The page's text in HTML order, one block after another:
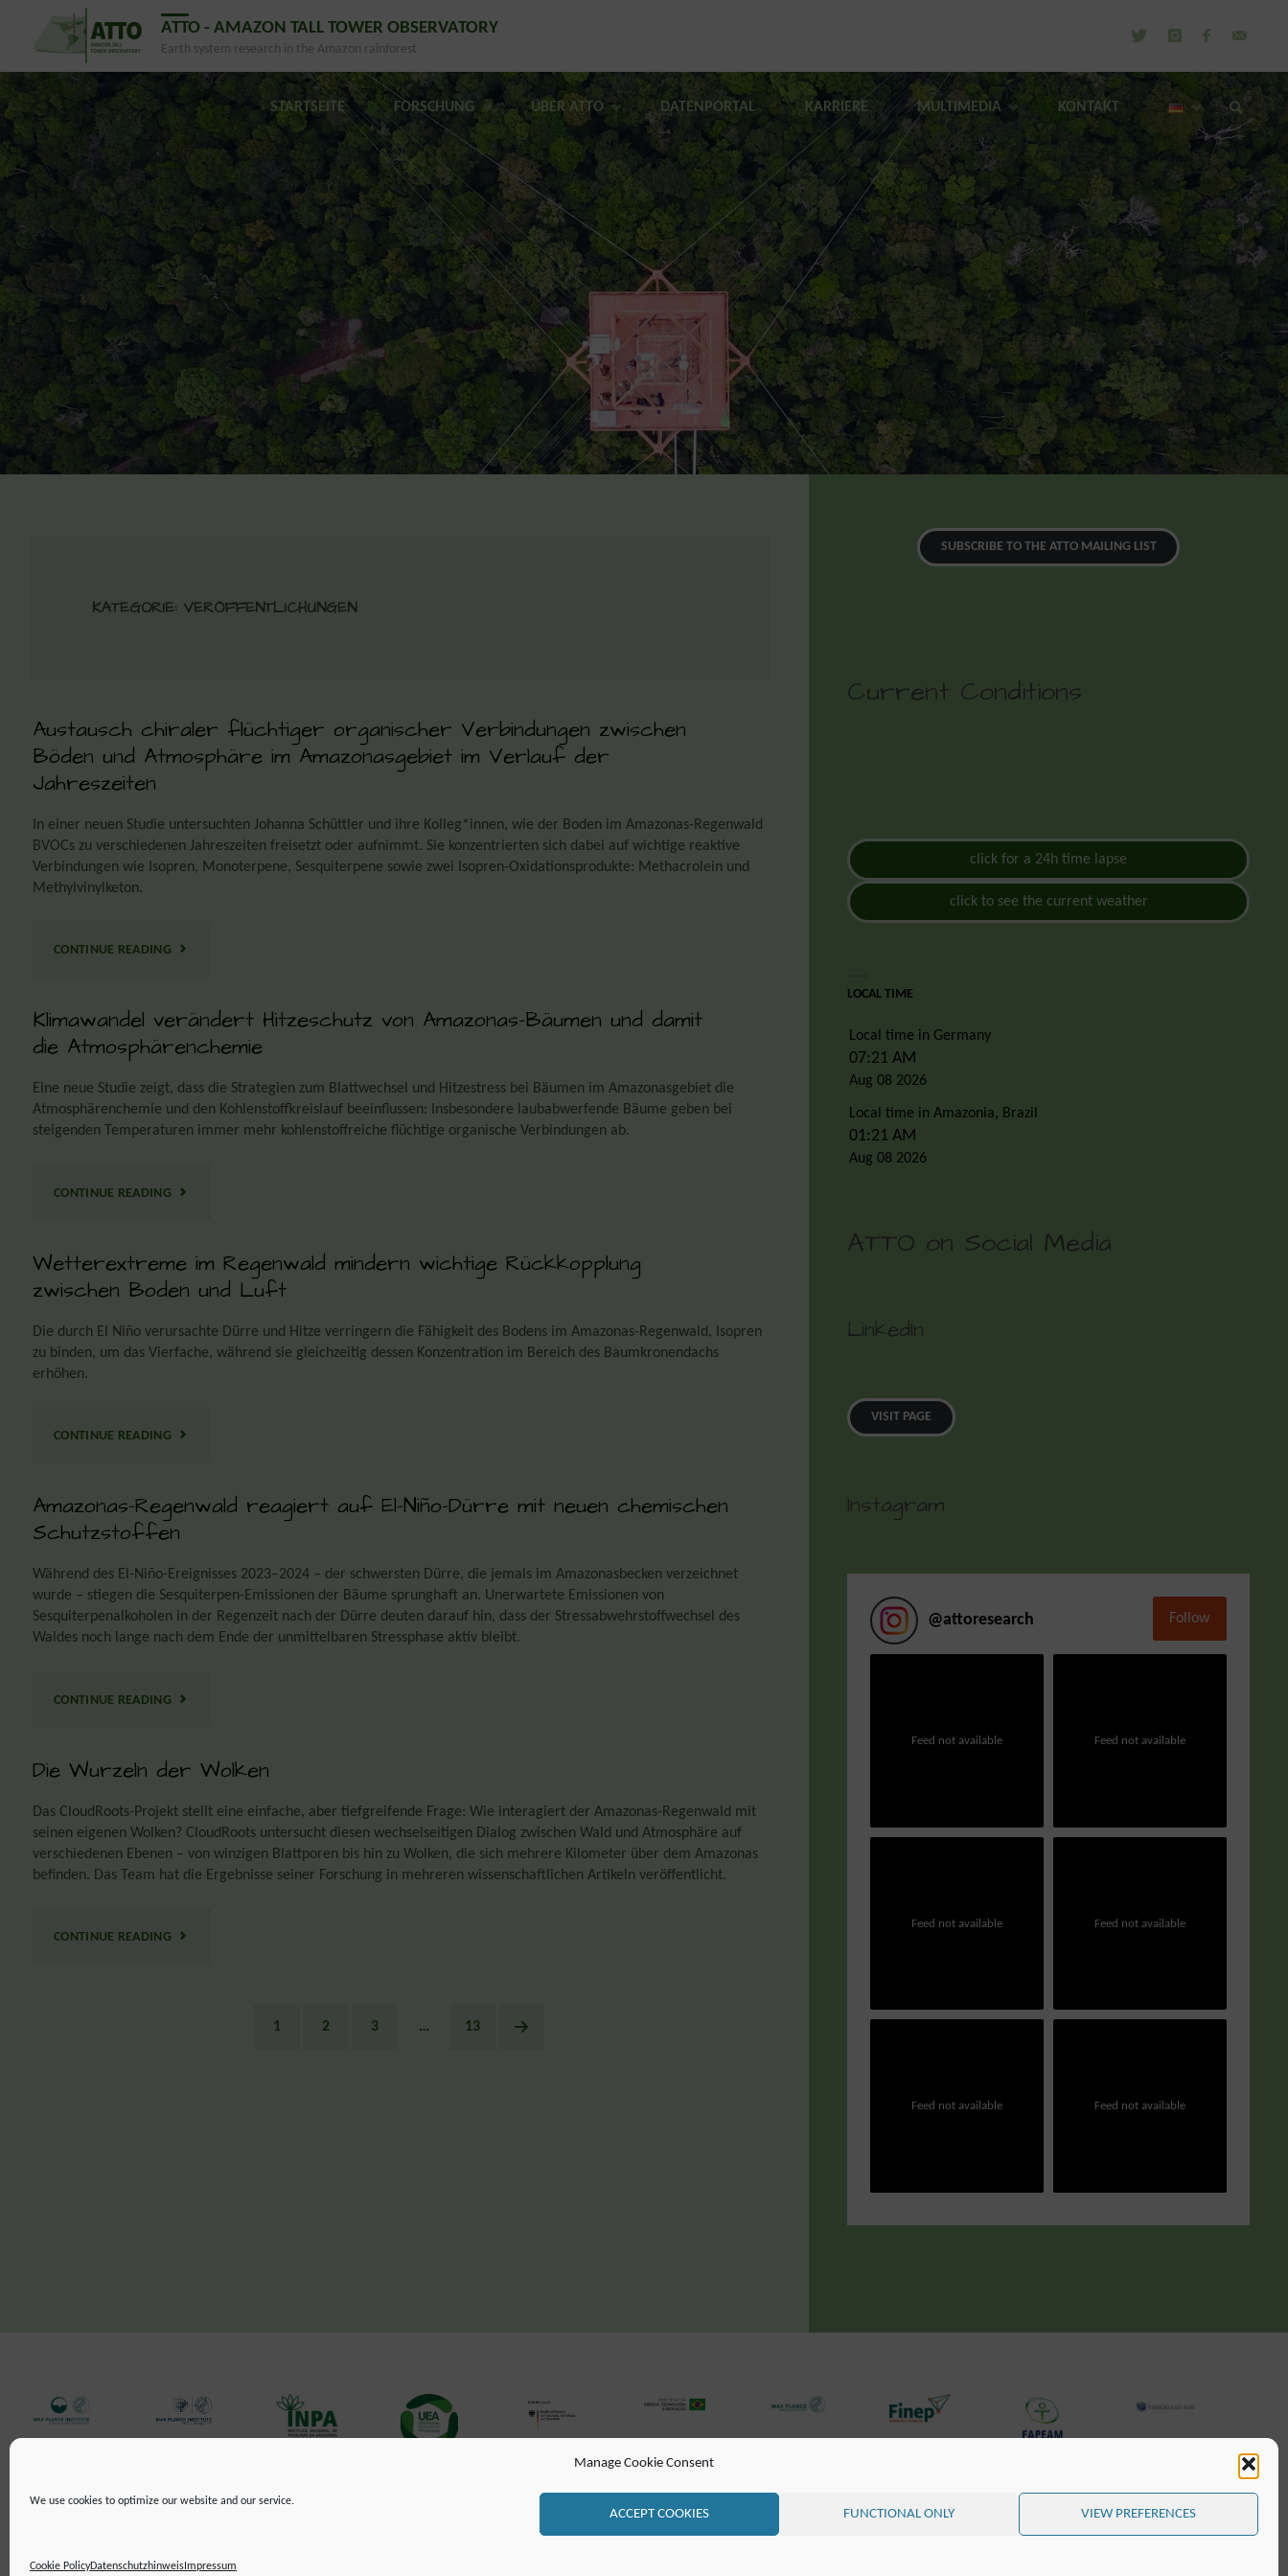
Manage Cookie Consent
We use cookies to optimize our website and our service.
ACCEPT COOKIES FUNCTIONAL ONLY VIEW PREFERENCES
Cookie PolicyDatenschutzhinweis Impressum
ATTO - AMAZON TALL TOWER OBSERVATORY
Earth system research in the Amazon rainforest
STARTSEITE FORSCHUNG ÜBER ATTO DATENPORTAL KARRIERE MULTIMEDIA KONTAKT
KATEGORIE: VERÖFFENTLICHUNGEN
Austausch chiraler flüchtiger organischer Verbindungen zwischen
Böden und Atmosphäre im Amazonasgebiet im Verlauf der
Jahreszeiten
In einer neuen Studie untersuchten Johanna Schüttler und ihre Kolleg*innen, wie der Boden im Amazonas-Regenwald
BVOCs zu verschiedenen Jahreszeiten freisetzt oder aufnimmt. Sie konzentrierten sich dabei auf wichtige reaktive
Verbindungen wie Isopren, Monoterpene, Sesquiterpene sowie zwei Isopren-Oxidationsprodukte: Methacrolein und
Methylvinylketon.
CONTINUE READING
Klimawandel verändert Hitzeschutz von Amazonas-Bäumen und damit
die Atmosphärenchemie
Eine neue Studie zeigt, dass die Strategien zum Blattwechsel und Hitzestress bei Bäumen im Amazonasgebiet die
Atmosphärenchemie und den Kohlenstoffkreislauf beeinflussen: Insbesondere laubabwerfende Bäume geben bei
steigenden Temperaturen immer mehr kohlenstoffreiche flüchtige organische Verbindungen ab.
CONTINUE READING
Wetterextreme im Regenwald mindern wichtige Rückkopplung
zwischen Boden und Luft
Die durch El Niño verursachte Dürre und Hitze verringern die Fähigkeit des Bodens im Amazonas-Regenwald, Isopren
zu binden, um das Vierfache, während sie gleichzeitig dessen Konzentration im Bereich des Baumkronendachs
erhöhen.
CONTINUE READING
Amazonas-Regenwald reagiert auf El-Niño-Dürre mit neuen chemischen
Schutzstoffen
Während des El-Niño-Ereignisses 2023–2024 – der schwersten Dürre, die jemals im Amazonasbecken verzeichnet
wurde – stiegen die Sesquiterpen-Emissionen der Bäume sprunghaft an. Unerwartete Emissionen von
Sesquiterpenalkoholen in der Regenzeit nach der Dürre deuten darauf hin, dass der Stressabwehrstoffwechsel des
Waldes noch lange nach dem Ende der unmittelbaren Stressphase aktiv bleibt.
CONTINUE READING
Die Wurzeln der Wolken
Das CloudRoots-Projekt stellt eine einfache, aber tiefgreifende Frage: Wie interagiert der Amazonas-Regenwald mit
seinen eigenen Wolken? CloudRoots untersucht diesen wechselseitigen Dialog zwischen Wald und Atmosphäre auf
verschiedenen Ebenen – von winzigen Blattporen bis hin zu Wolken, die sich mehrere Kilometer über dem Amazonas
befinden. Das Team hat die Ergebnisse seiner Forschung in mehreren wissenschaftlichen Artikeln veröffentlicht.
CONTINUE READING
1 2 3 … 13
SUBSCRIBE TO THE ATTO MAILING LIST
Current Conditions
click for a 24h time lapse
click to see the current weather
LOCAL TIME
Local time in Germany
07:21 AM
Aug 08 2026
Local time in Amazonia, Brazil
01:21 AM
Aug 08 2026
ATTO on Social Media
LinkedIn
VISIT PAGE
Instagram
@attoresearch Follow
Feed not available Feed not available
Feed not available Feed not available
Feed not available Feed not available
IMPRESSUM DATENSCHUTZHINWEIS ERKLÄRUNG ZUR BARRIEREFREIHEIT MAILINGLISTE RSS FEED
©2019 ATTO - Amazon Tall Tower Observatory